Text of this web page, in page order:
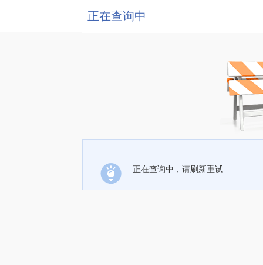
正在查询中
正在查询中，请刷新重试